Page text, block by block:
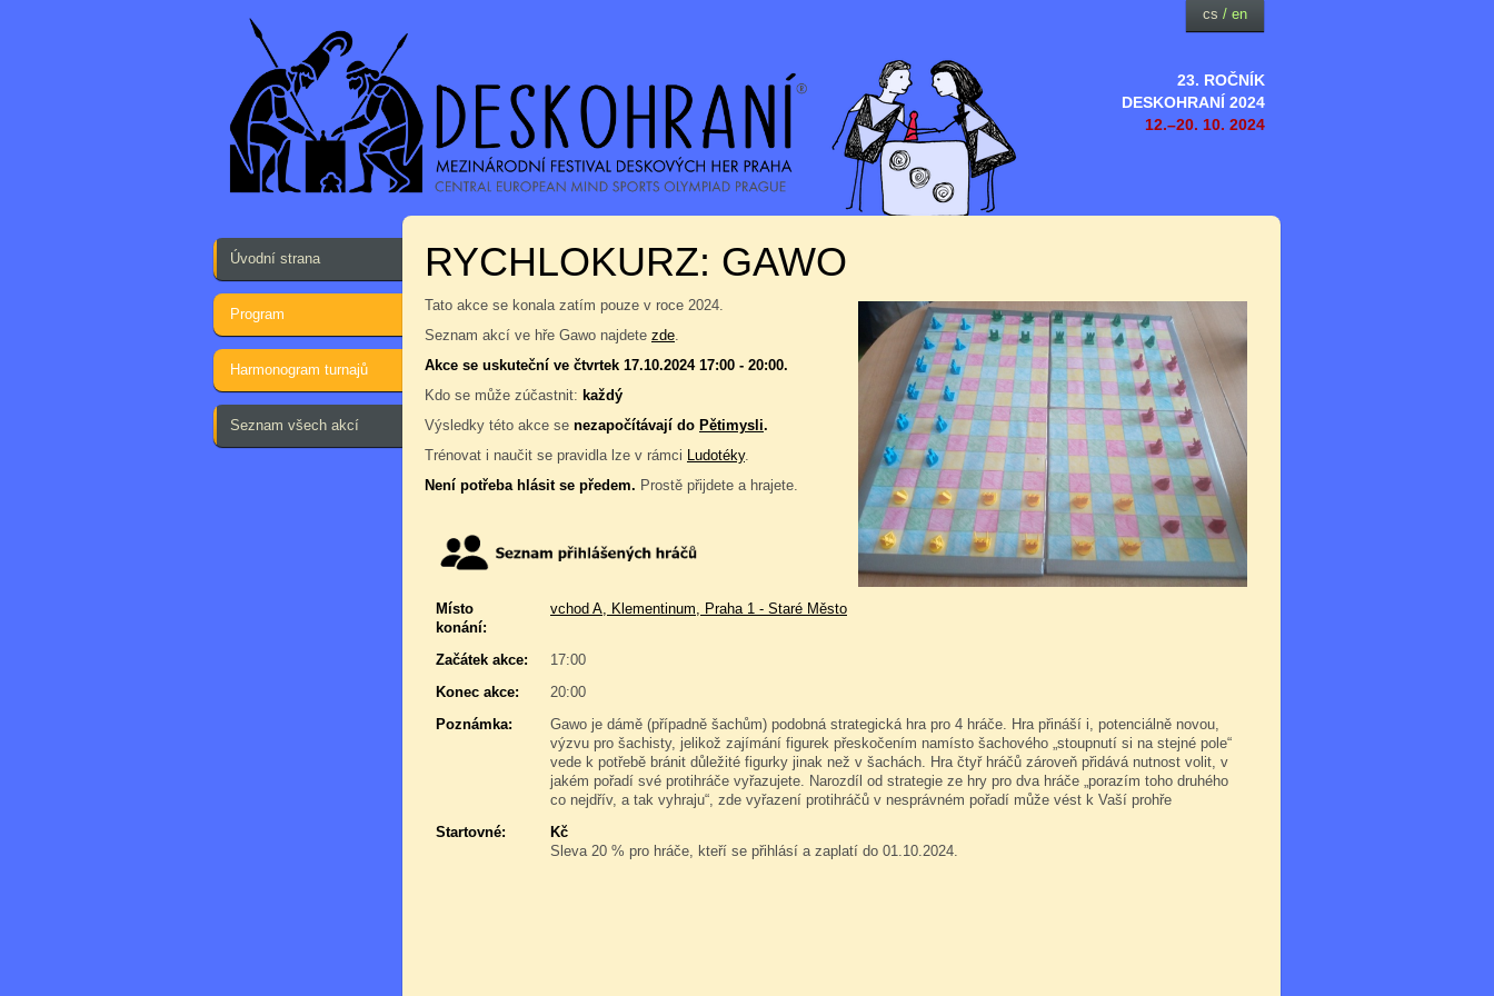
23. ROČNÍK
DESKOHRANÍ 2024
12.–20. 10. 2024
cs / en
Úvodní strana
Program
Harmonogram turnajů
Seznam všech akcí
RYCHLOKURZ: GAWO
Tato akce se konala zatím pouze v roce 2024.
Seznam akcí ve hře Gawo najdete zde.
Akce se uskuteční ve čtvrtek 17.10.2024 17:00 - 20:00.
Kdo se může zúčastnit: každý
Výsledky této akce se nezapočítávají do Pětimysli.
Trénovat i naučit se pravidla lze v rámci Ludotéky.
Není potřeba hlásit se předem. Prostě přijdete a hrajete.
Místo
konání:
vchod A, Klementinum, Praha 1 - Staré Město
Začátek akce:
17:00
Konec akce:
20:00
Poznámka:
Gawo je dámě (případně šachům) podobná strategická hra pro 4 hráče. Hra přináší i, potenciálně novou,
výzvu pro šachisty, jelikož zajímání figurek přeskočením namísto šachového „stoupnutí si na stejné pole“
vede k potřebě bránit důležité figurky jinak než v šachách. Hra čtyř hráčů zároveň přidává nutnost volit, v
jakém pořadí své protihráče vyřazujete. Narozdíl od strategie ze hry pro dva hráče „porazím toho druhého
co nejdřív, a tak vyhraju“, zde vyřazení protihráčů v nesprávném pořadí může vést k Vaší prohře
Startovné:
Kč
Sleva 20 % pro hráče, kteří se přihlásí a zaplatí do 01.10.2024.